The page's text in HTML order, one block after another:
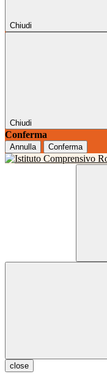
Chiudi
Chiudi
Conferma
Annulla Conferma
close